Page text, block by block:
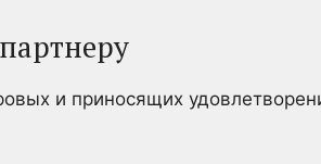
и приносящих